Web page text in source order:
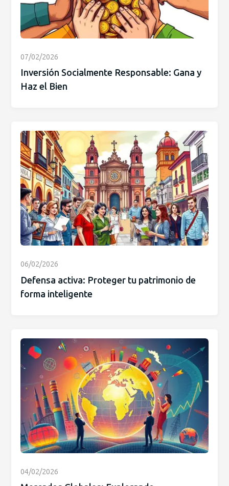
07/02/2026
Inversión Socialmente Responsable: Gana y
Haz el Bien
06/02/2026
Defensa activa: Proteger tu patrimonio de
forma inteligente
04/02/2026